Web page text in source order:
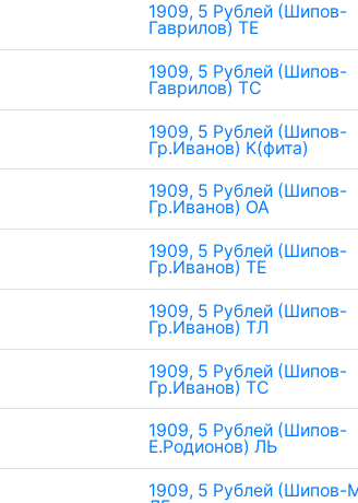
1909, 5 Рублей (Шипов-
Гаврилов) ТЕ
1909, 5 Рублей (Шипов-
Гаврилов) ТС
1909, 5 Рублей (Шипов-
Гр.Иванов) К(фита)
1909, 5 Рублей (Шипов-
Гр.Иванов) ОА
1909, 5 Рублей (Шипов-
Гр.Иванов) ТЕ
1909, 5 Рублей (Шипов-
Гр.Иванов) ТЛ
1909, 5 Рублей (Шипов-
Гр.Иванов) ТС
1909, 5 Рублей (Шипов-
Е.Родионов) ЛЬ
1909, 5 Рублей (Шипов-